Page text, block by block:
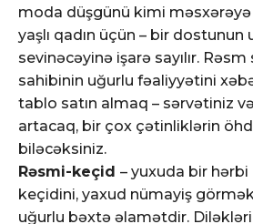
moda düşgünü kimi
yaşlı qadın üçün – bir
sevinəcəyinə işarə sayılır.
sahibinin uğurlu fəaliyyətini
tablo satın almaq – sərvətiniz və
artacaq, bir çox çətinliklərin
biləcəksiniz.
Rəsmi-keçid – yuxuda bir
keçidini, yaxud nümayiş
uğurlu bəxtə əlamətdir.